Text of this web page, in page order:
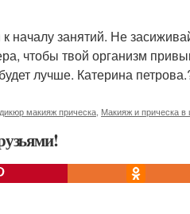
началу занятий. Не
чтобы твой организм
лучше. Катерина
макияж прическа Макияж и прическа в